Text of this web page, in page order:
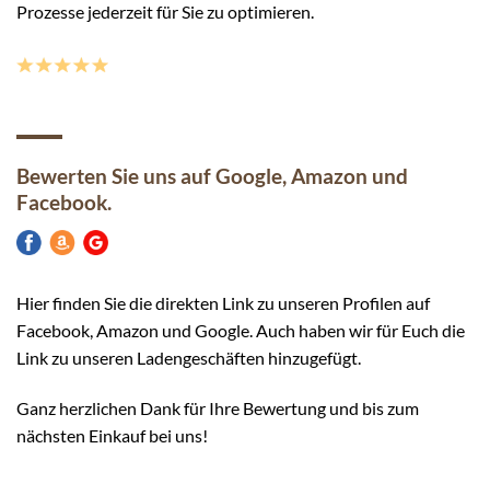
Prozesse jederzeit für Sie zu optimieren.
Bewerten Sie uns auf Google,Amazon und
Facebook.
Hier finden Sie die direkten Link zu unseren Profilen auf
Facebook, Amazon und Google. Auch haben wir für Euch die
Link zu unseren Ladengeschäften hinzugefügt.
Ganz herzlichen Dank für Ihre Bewertung und bis zum
nächsten Einkauf bei uns!